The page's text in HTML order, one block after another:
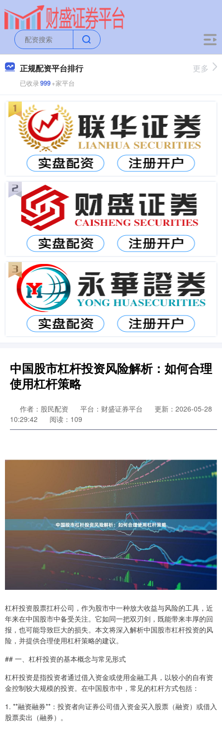
正规配资平台排行
已收录999+家平台
更多
中国股市杠杆投资风险解析：如何合理
使用杠杆策略
作者：股民配资 平台：财盛证券平台
更新：2026-05-28
10:29:42
阅读：109
杠杆投资股票扛杆公司，作为股市中一种放大收益与风险的工具，近
年来在中国股市中备受关注。它如同一把双刃剑，既能带来丰厚的回
报，也可能导致巨大的损失。本文将深入解析中国股市杠杆投资的风
险，并提供合理使用杠杆策略的建议。
## 一、杠杆投资的基本概念与常见形式
杠杆投资是指投资者通过借入资金或使用金融工具，以较小的自有资
金控制较大规模的投资。在中国股市中，常见的杠杆方式包括：
1. **融资融券**：投资者向证券公司借入资金买入股票（融资）或借入
股票卖出（融券）。